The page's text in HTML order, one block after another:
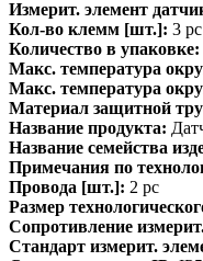
Измерит. элемент
Кол-во клемм [шт.]: 3 pc
Количество в упаковке:
Макс. температура
Макс. температура
Материал защитной
Название продукта:
Название семейства
Примечания по
Провода [шт.]: 2 pc
Размер
Сопротивление
Стандарт измерит.